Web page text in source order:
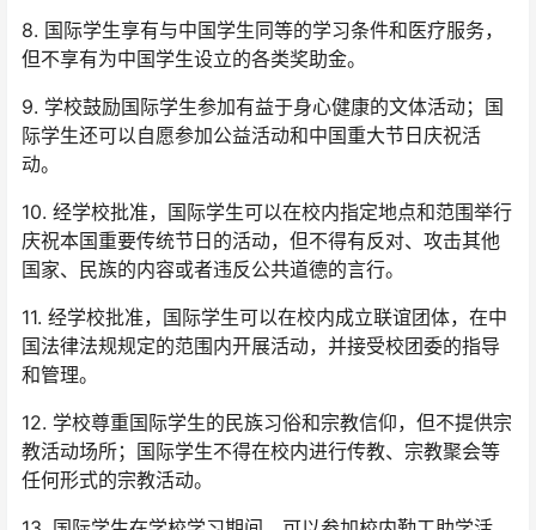
8. 国际学生享有与中国学生同等的学习条件和医疗服务，
但不享有为中国学生设立的各类奖助金。
9. 学校鼓励国际学生参加有益于身心健康的文体活动；国
际学生还可以自愿参加公益活动和中国重大节日庆祝活
动。
10. 经学校批准，国际学生可以在校内指定地点和范围举行
庆祝本国重要传统节日的活动，但不得有反对、攻击其他
国家、民族的内容或者违反公共道德的言行。
11. 经学校批准，国际学生可以在校内成立联谊团体，在中
国法律法规规定的范围内开展活动，并接受校团委的指导
和管理。
12. 学校尊重国际学生的民族习俗和宗教信仰，但不提供宗
教活动场所；国际学生不得在校内进行传教、宗教聚会等
任何形式的宗教活动。